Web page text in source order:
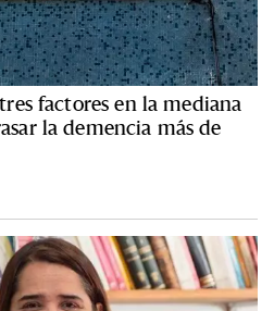
factores en la mediana
la demencia más de